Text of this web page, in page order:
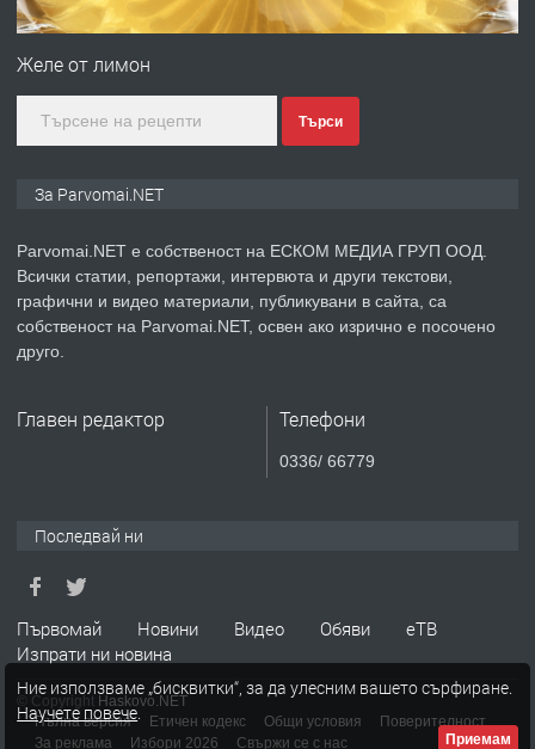
ПРЕДЛАГА
Първи поход "По стъпките на Ангел
преди 1 година
ПРЕДЛАГА Уроци по Математика
ТЪРСИ Търсим работник
Желе от лимон
Търси
За Parvomai.NET
Parvomai.NET е собственост на ЕСКОМ МЕДИА ГРУП ООД.
Всички статии, репортажи, интервюта и други текстови,
графични и видео материали, публикувани в сайта, са
собственост на Parvomai.NET, освен ако изрично е посочено
друго.
Главен редактор Телефони
0336/ 66779
Последвай ни
Първомай Новини Видео Обяви
еТВ
Изпрати ни новина
© Copyright Haskovo.NET
Пълна версия
Етичен кодекс Общи условия
Поверителност
За реклама
Избори 2026 Свържи се с нас
Ние използваме „бисквитки“, за да улесним вашето сърфиране.
Научете повече.
Приемам